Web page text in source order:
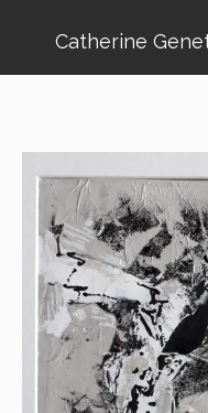
Catherine